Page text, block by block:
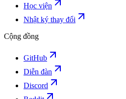
Học viện
Nhật ký thay đổi
Cộng đồng
GitHub
Diễn đàn
Discord